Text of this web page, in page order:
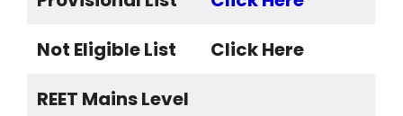
Not Eligible List
Click Here
REET Mains Level